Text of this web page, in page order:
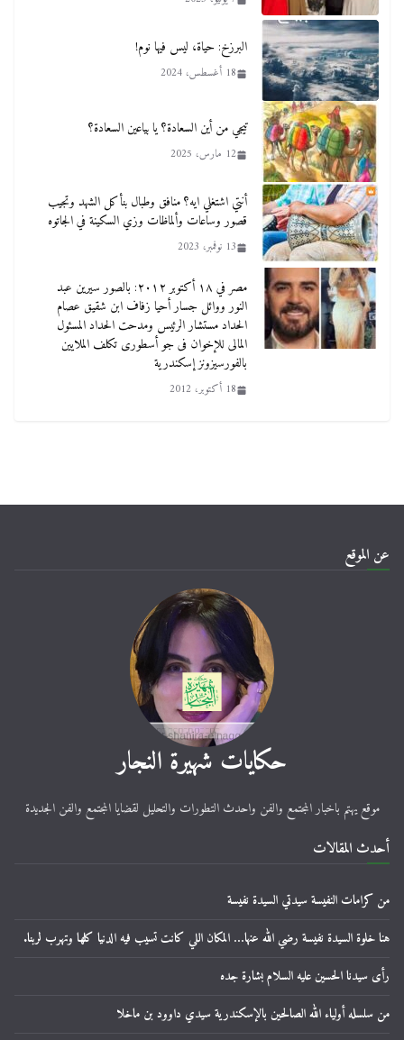
البرزخ: حياة، ليس فيها نوم!
18 أغسطس، 2024
تيجي من أين السعادة؟ يا بياعين السعادة؟
12 مارس، 2025
أنتي اشتغلي ايه؟ منافق وطبال بنأكل الشهد وتجيب
قصور وساعات وألماظات وزي السكينة في الجاتوه
13 نوفمبر، 2023
مصر في ١٨ أكتوبر ٢٠١٢: بالصور سيرين عبد
النور ووائل جسار أحيا زفاف ابن شقيق عصام
الحداد مستشار الرئيس ومدحت الحداد المسئول
المالى للإخوان فى جو أسطورى تكلف الملايين
بالفورسيزونز إسكندرية
18 أكتوبر، 2012
عن الموقع
حكايات شهيرة النجار
موقع يهتم باخبار المجتمع والفن واحدث التطورات والتحليل لقضايا المجتمع والفن الجديدة
أحدث المقالات
من كرامات النفيسة سيدتي السيدة نفيسة
هنا خلوة السيدة نفيسة رضي الله عنها… المكان اللي كانت تسيب فيه الدنيا كلها وتهرب لربنا.
رأى سيدنا الحسين عليه السلام بشارة جده
من سلسله أولياء الله الصالحين بالإسكندرية سيدي داوود بن ماخلا